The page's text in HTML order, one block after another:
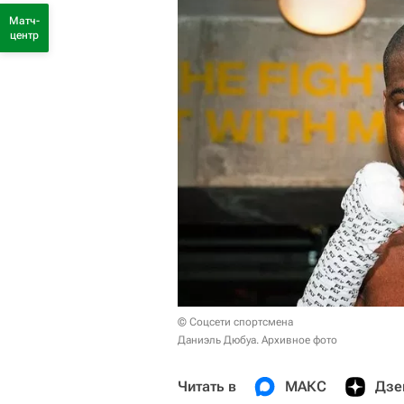
© Соцсети спортсмена
Даниэль Дюбуа. Архивное фото
Читать в МАКС
Матч-
центр